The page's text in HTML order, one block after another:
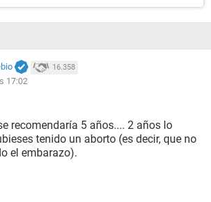
16.358
17:02
recomendaría 5 años.... 2 años lo
tenido un aborto (es decir, que no
el embarazo).